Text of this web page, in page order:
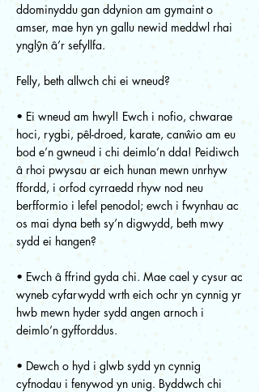
ddominyddu gan ddynion am gymaint o
amser, mae hyn yn gallu newid meddwl rhai
ynglŷn â’r sefyllfa.
Felly, beth allwch chi ei wneud?
• Ei wneud am hwyl! Ewch i nofio, chwarae
hoci, rygbi, pêl-droed, karate, canŵio am eu
bod e’n gwneud i chi deimlo’n dda! Peidiwch
â rhoi pwysau ar eich hunan mewn unrhyw
ffordd, i orfod cyrraedd rhyw nod neu
berfformio i lefel penodol; ewch i fwynhau ac
os mai dyna beth sy’n digwydd, beth mwy
sydd ei hangen?
• Ewch â ffrind gyda chi. Mae cael y cysur ac
wyneb cyfarwydd wrth eich ochr yn cynnig yr
hwb mewn hyder sydd angen arnoch i
deimlo’n gyfforddus.
• Dewch o hyd i glwb sydd yn cynnig
cyfnodau i fenywod yn unig. Byddwch chi